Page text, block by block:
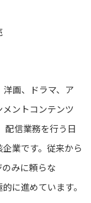
画、ドラマ、ア
ントコンテンツ
配信業務を行う日
業です。従来から
みに頼らな
に進めています。